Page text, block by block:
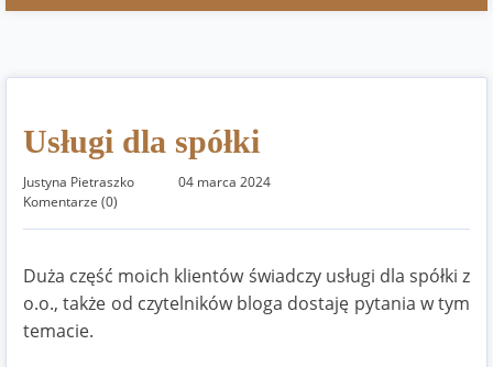
Usługi dla spółki
Justyna Pietraszko
04 marca 2024
Komentarze (0)
Duża część moich klientów świadczy usługi dla spółki z
o.o., także od czytelników bloga dostaję pytania w tym
temacie.